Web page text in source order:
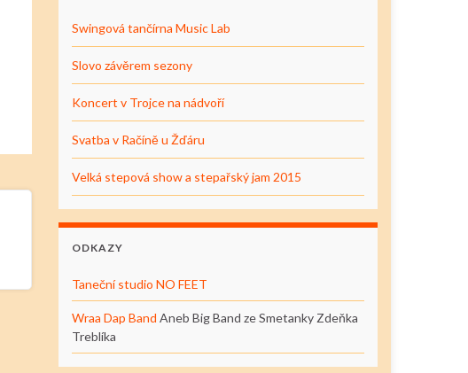
Swingová tančírna Music Lab
Slovo závěrem sezony
Koncert v Trojce na nádvoří
Svatba v Račíně u Žďáru
Velká stepová show a stepařský jam 2015
ODKAZY
Taneční studio NO FEET
Wraa Dap Band Aneb Big Band ze Smetanky Zdeňka
Treblíka